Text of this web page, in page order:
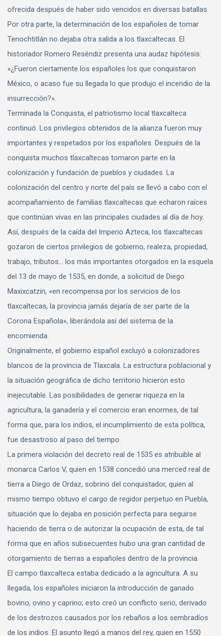
ofrecida después de haber sido vencidos en diversas batallas.
Por otra parte, la determinación de los españoles de tomar
Tenochtitlán no dejaba otra salida a los tlaxcaltecas. El
historiador Romero Reséndiz presenta una audaz hipótesis:
«¿Fueron ciertamente los españoles los que conquistaron
México, o acaso fue su llegada lo que produjo el incendio de la
insurrección?».
Terminada la Conquista, el patriotismo local tlaxcalteca
continuó. Los privilegios obtenidos de la alianza fueron muy
importantes y respetados por los españoles. Después de la
conquista muchos tlaxcaltecas tomaron parte en la
colonización y fundación de pueblos y ciudades. La
colonización del centro y norte del país se llevó a cabo con el
acompañamiento de familias tlaxcaltecas que echaron raíces
que continúan vivas en las principales ciudades al día de hoy.
Así, después de la caída del Imperio Azteca, los tlaxcaltecas
gozaron de ciertos privilegios de gobierno, realeza, propiedad,
trabajo, tributos... los más importantes otorgados en la esquela
del 13 de mayo de 1535, en donde, a solicitud de Diego
Maxixcatzin, «en recompensa por los servicios de los
tlaxcaltecas, la provincia jamás dejaría de ser parte de la
Corona Española», liberándola así del sistema de la
encomienda.
Originalmente, el gobierno español excluyó a colonizadores
blancos de la provincia de Tlaxcala. La estructura poblacional y
la situación geográfica de dicho territorio hicieron esto
inejecutable. Las posibilidades de generar riqueza en la
agricultura, la ganadería y el comercio eran enormes, de tal
forma que, para los indios, el incumplimiento de esta política,
fue desastroso al paso del tiempo.
La primera violación del decreto real de 1535 es atribuible al
monarca Carlos V, quien en 1538 concedió una merced real de
tierra a Diego de Ordaz, sobrino del conquistador, quien al
mismo tiempo obtuvo el cargo de regidor perpetuo en Puebla,
situación que lo dejaba en posición perfecta para seguirse
haciendo de tierra o de autorizar la ocupación de esta, de tal
forma que en años subsecuentes hubo una gran cantidad de
otorgamiento de tierras a españoles dentro de la provincia.
El campo tlaxcalteca estaba dedicado a la agricultura. A su
llegada, los españoles iniciaron la introducción de ganado
bovino, ovino y caprino; esto creó un conflicto serio, derivado
de los destrozos causados por los rebaños a los sembradíos
de los indios. El asunto llegó a manos del rey, quien en 1550